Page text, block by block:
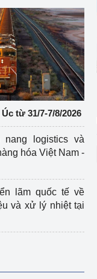
từ 31/7-7/8/2026
logistics và
hóa Việt Nam -
lãm quốc tế về
và xử lý nhiệt tại